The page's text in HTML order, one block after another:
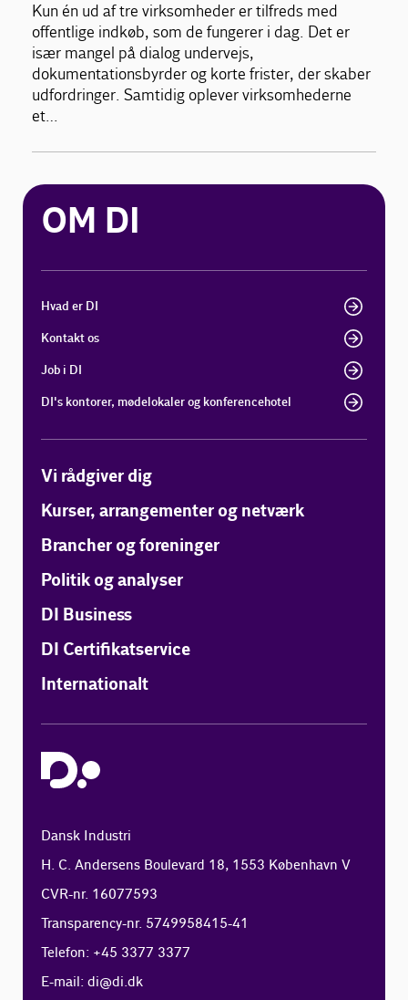
Kun én ud af tre virksomheder er tilfreds med
offentlige indkøb, som de fungerer i dag. Det er
især mangel på dialog undervejs,
dokumentationsbyrder og korte frister, der skaber
udfordringer. Samtidig oplever virksomhederne
et…
OM DI
Hvad er DI
Kontakt os
Job i DI
DI's kontorer, mødelokaler og konferencehotel
Vi rådgiver dig
Kurser, arrangementer og netværk
Brancher og foreninger
Politik og analyser
DI Business
DI Certifikatservice
Internationalt
Dansk Industri
H. C. Andersens Boulevard 18, 1553 København V
CVR-nr. 16077593
Transparency-nr. 5749958415-41
Telefon: +45 3377 3377
E-mail:di@di.dk